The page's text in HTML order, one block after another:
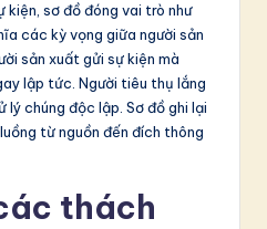
kiện, sơ đồ đóng vai trò như
các kỳ vọng giữa người sản
sản xuất gửi sự kiện mà
lập tức. Người tiêu thụ lắng
lý chúng độc lập. Sơ đồ ghi lại
từ nguồn đến đích thông
thách